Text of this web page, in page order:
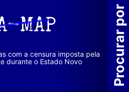
MAP
com a censura imposta pela
durante o Estado Novo
Procurar por